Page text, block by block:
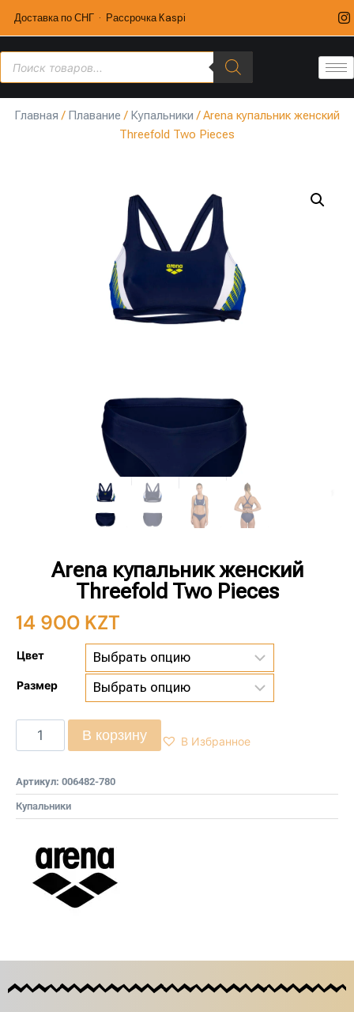
Доставка по СНГ · Рассрочка Kaspi
Главная / Плавание / Купальники / Arena купальник женский
Threefold Two Pieces
Arena купальник женский
Threefold Two Pieces
14 900 KZT
Цвет
Размер
В корзину В Избранное
Артикул: 006482-780
Купальники